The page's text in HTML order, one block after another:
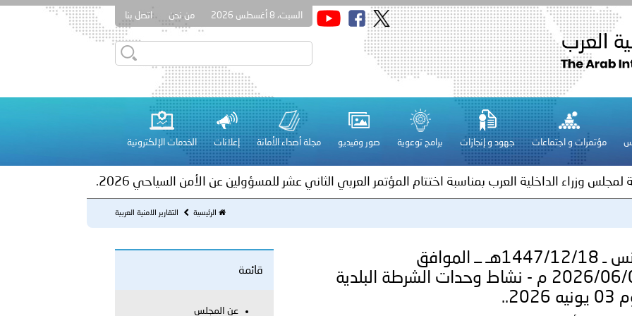
السبت، 8 أغسطس 2026 من نحن اتصل بنا
مؤتمرات و اجتماعات جهود و إنجازات برامج توعوية صور وفيديو مجلة أصداء الأمانة إعلانات الخدمات الإلكترونية
الكويت ـ 1448/02/22هـ ــ الموافق 2026/08/05 م - بمناسبة صدور المرسومين الأميريين معالي النائب الأول لرئيس مجلس الوزراء
بتعيين اللواء حمد أحمد المنيفي وكيل وزارة مساعد لشؤون الأمن العام..
لمجلس وزراء الداخلية العرب بشأن الاعتداءات الإرهابية الحوثية على الأعيان المدنية في مدينة نـجران
لمجلس وزراء الداخلية العرب بمناسبة اختتام المؤتمر العربي الثاني عشر للمسؤولين عن الأمن السياحي 2026.
مشروع قانون عربي استرشادي لحماية الآثار والتراث الوطني
عشر للمسؤولين عن الأمن السياحي
فلسطين ـ 1448/02/22هـ ــ الموافق 2026/08/05 م - الشرطة الفلسطينية والكلية الدولية الجامعية للعلوم والصحة توقعان اتفاقية
الرئيسية التقارير الامنية العربية
تُونس ـ 1447/12/18هـ ــ الموافق
2026/06/04 م - نشاط وحدات الشرطة البلدية
2026..
قائمة
عن المجلس